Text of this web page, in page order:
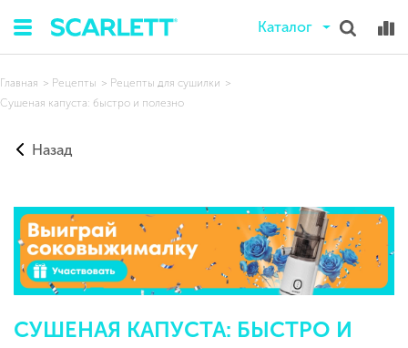
Каталог
Главная Рецепты
Рецепты для сушилки
Сушеная капуста: быстро и полезно
Назад
СУШЕНАЯ КАПУСТА: БЫСТРО И